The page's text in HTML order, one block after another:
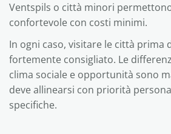
Ventspils o città minori
confortevole con costi minimi.
In ogni caso, visitare le città prima
fortemente consigliato. Le
clima sociale e opportunità sono
deve allinearsi con priorità
specifiche.